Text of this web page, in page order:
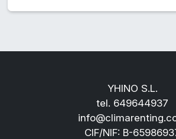
YHINO S.L.
tel. 649644937
CIF/NIF: B-